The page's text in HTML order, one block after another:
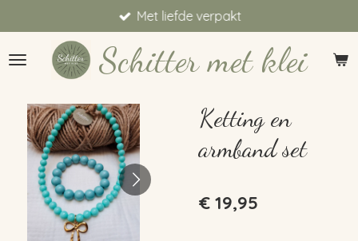
direct
naar
Schitter met klei
Met liefde verpakt
Ketting en
armband set
€ 19,95